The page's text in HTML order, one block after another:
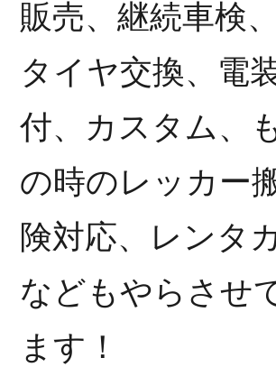
販売、継続車検、
タイヤ交換、電
付、カスタム、
の時のレッカー
険対応、レンタ
などもやらさせ
ます！